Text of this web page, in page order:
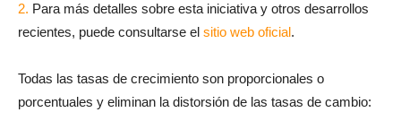
2. Para más detalles sobre esta iniciativa y otros desarrollos
recientes, puede consultarse el sitio web oficial.
Todas las tasas de crecimiento son proporcionales o
porcentuales y eliminan la distorsión de las tasas de cambio: